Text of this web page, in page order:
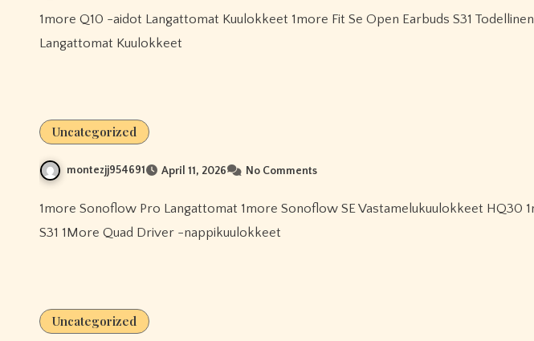
1more Q10 -aidot Langattomat Kuulokkeet 1more Fit Se Open Earbuds S31 Todellinen Langaton 1more Q10 -aidot
Langattomat Kuulokkeet
Uncategorized
montezjj954691 April 11, 2026 No Comments
1more Sonoflow Pro Langattomat 1more Sonoflow SE Vastamelukuulokkeet HQ30 1more Fit Se Open Earbuds
S31 1More Quad Driver -nappikuulokkeet
Uncategorized